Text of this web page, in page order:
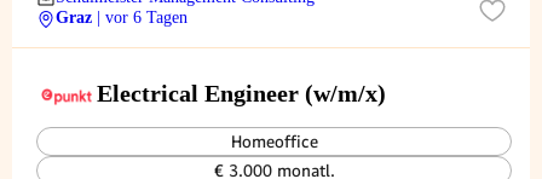
Graz
| vor 6 Tagen
Electrical Engineer (w/m/x)
Homeoffice
€ 3.000 monatl.